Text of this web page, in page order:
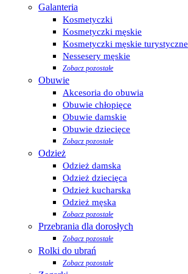
Galanteria
Kosmetyczki
Kosmetyczki męskie
Kosmetyczki męskie turystyczne
Nessesery męskie
Zobacz pozostałe
Obuwie
Akcesoria do obuwia
Obuwie chłopięce
Obuwie damskie
Obuwie dziecięce
Zobacz pozostałe
Odzież
Odzież damska
Odzież dziecięca
Odzież kucharska
Odzież męska
Zobacz pozostałe
Przebrania dla dorosłych
Zobacz pozostałe
Rolki do ubrań
Zobacz pozostałe